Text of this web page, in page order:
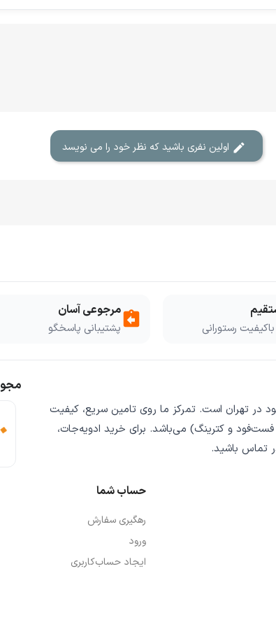
باکیفیت رستورانی assignment_returnمرجوعی آسان
پشتیبانی پاسخگو
در تهران است. تمرکز ما روی تامین سریع، کیفیت
فست‌فود و کترینگ) می‌باشد. برای خرید ادویه‌جات،
تماس باشید.
حساب شما
رهگیری سفارش
ورود
ایجاد حساب‌کاربری